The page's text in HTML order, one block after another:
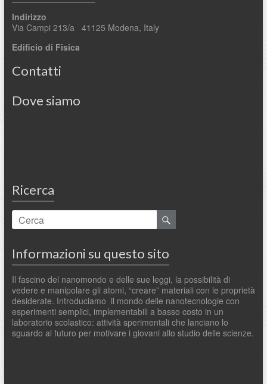
Indirizzo
Via Campi 213/a 41125 Modena, Italy
Edificio di Fisica
Contatti
Dove siamo
Ricerca
Informazioni su questo sito
Il fascino del nanomondo e delle sue leggi, la possibilità di
vedere e manipolare gli atomi, “creare” materiali con le proprietà
desiderate. Introduciamo il mondo delle nanotecnologie con
esperimenti semplici, implementabili a basso costo in un
laboratorio scolastico: attività sperimentali che lanciano lo
sguardo al futuro per motivare i giovani allo studio delle scienze.